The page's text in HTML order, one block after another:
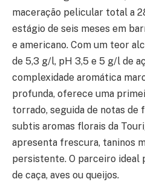
maceração pelicular total a
estágio de seis meses em
e americano. Com um teor
de 5,3 g/l, pH 3,5 e 5 g/l de
complexidade aromática
profunda, oferece uma
torrado, seguida de notas de
subtis aromas florais da
apresenta frescura, taninos
persistente. O parceiro ideal
de caça, aves ou queijos.